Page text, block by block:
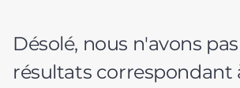
Désolé, nous n'avons
résultats correspondant